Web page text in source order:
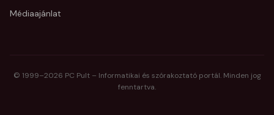
Médiaajánlat
© 1999–2026 PC Pult – Informatikai és szórakoztató portál. Minden jog
fenntartva.